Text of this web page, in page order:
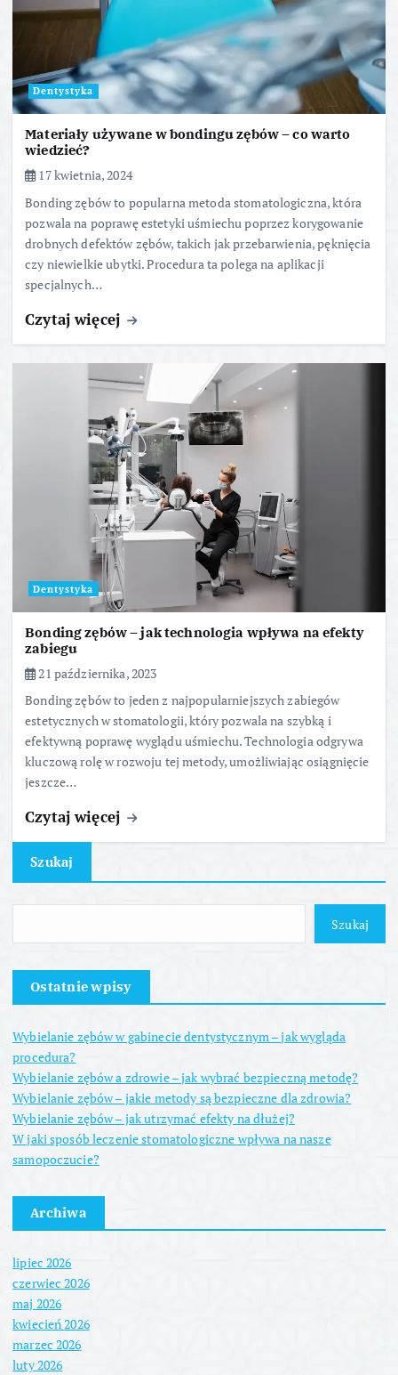
Dentystyka
Materiały używane w bondingu zębów – co warto
wiedzieć?
17 kwietnia, 2024
Bonding zębów to popularna metoda stomatologiczna, która
pozwala na poprawę estetyki uśmiechu poprzez korygowanie
drobnych defektów zębów, takich jak przebarwienia, pęknięcia
czy niewielkie ubytki. Procedura ta polega na aplikacji
specjalnych…
Czytaj więcej
Dentystyka
Bonding zębów – jak technologia wpływa na efekty
zabiegu
21 października, 2023
Bonding zębów to jeden z najpopularniejszych zabiegów
estetycznych w stomatologii, który pozwala na szybką i
efektywną poprawę wyglądu uśmiechu. Technologia odgrywa
kluczową rolę w rozwoju tej metody, umożliwiając osiągnięcie
jeszcze…
Czytaj więcej
Szukaj
Szukaj
Ostatnie wpisy
Wybielanie zębów w gabinecie dentystycznym – jak wygląda
procedura?
Wybielanie zębów a zdrowie – jak wybrać bezpieczną metodę?
Wybielanie zębów – jakie metody są bezpieczne dla zdrowia?
Wybielanie zębów – jak utrzymać efekty na dłużej?
W jaki sposób leczenie stomatologiczne wpływa na nasze
samopoczucie?
Archiwa
lipiec 2026
czerwiec 2026
maj 2026
kwiecień 2026
marzec 2026
luty 2026